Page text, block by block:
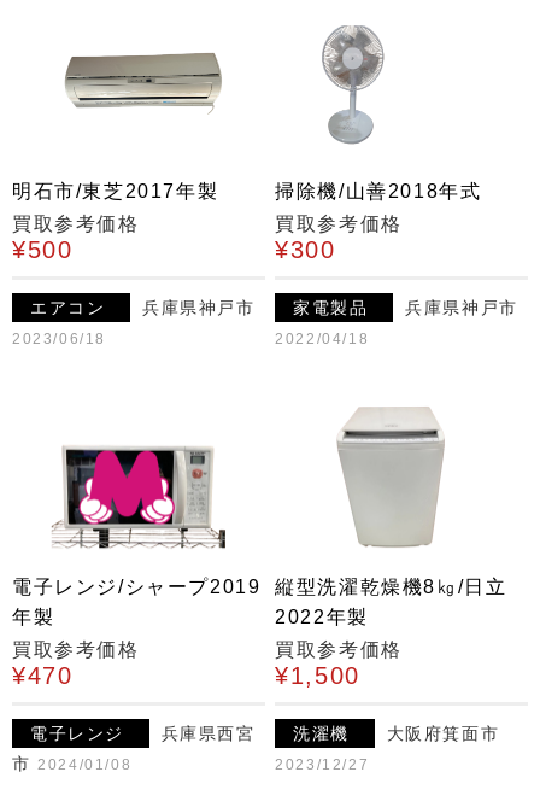
明石市/東芝2017年製
買取参考価格
¥500
エアコン 兵庫県神戸市
2023/06/18
掃除機/山善2018年式
買取参考価格
¥300
家電製品 兵庫県神戸市
2022/04/18
電子レンジ/シャープ2019
年製
買取参考価格
¥470
電子レンジ
兵庫県西宮
市 2024/01/08
縦型洗濯乾燥機8㎏/日立
2022年製
買取参考価格
¥1,500
洗濯機 大阪府箕面市
2023/12/27